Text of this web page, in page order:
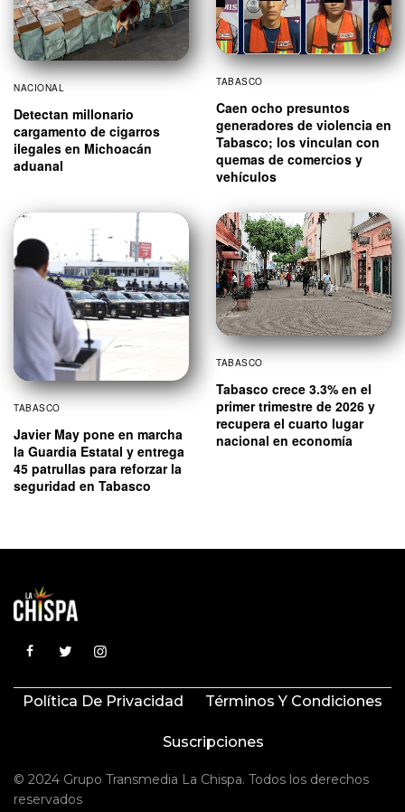
NACIONAL
Detectan millonario
cargamento de cigarros
ilegales en Michoacán
aduanal
TABASCO
Caen ocho presuntos
generadores de violencia en
Tabasco; los vinculan con
quemas de comercios y
vehículos
TABASCO
Javier May pone en marcha
la Guardia Estatal y entrega
45 patrullas para reforzar la
seguridad en Tabasco
TABASCO
Tabasco crece 3.3% en el
primer trimestre de 2026 y
recupera el cuarto lugar
nacional en economía
Política De Privacidad Términos Y Condiciones
Suscripciones
© 2024 Grupo Transmedia La Chispa. Todos los derechos
reservados